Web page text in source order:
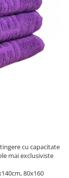
cu capacitate
mai exclusiviste
80x160